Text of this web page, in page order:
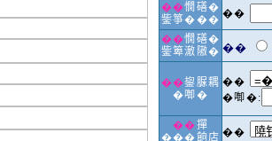
��憪磰�
鈭箏��� ��
��憪磰�
鈭箄澈隞� ��
��鋆脲耦
�啣�
��
�啣�:
��撣
���餉店 ��